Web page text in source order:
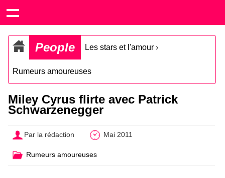
People Les stars et l'amour ›
Rumeurs amoureuses
Miley Cyrus flirte avec Patrick
Schwarzenegger
Par la rédaction Mai 2011
Rumeurs amoureuses